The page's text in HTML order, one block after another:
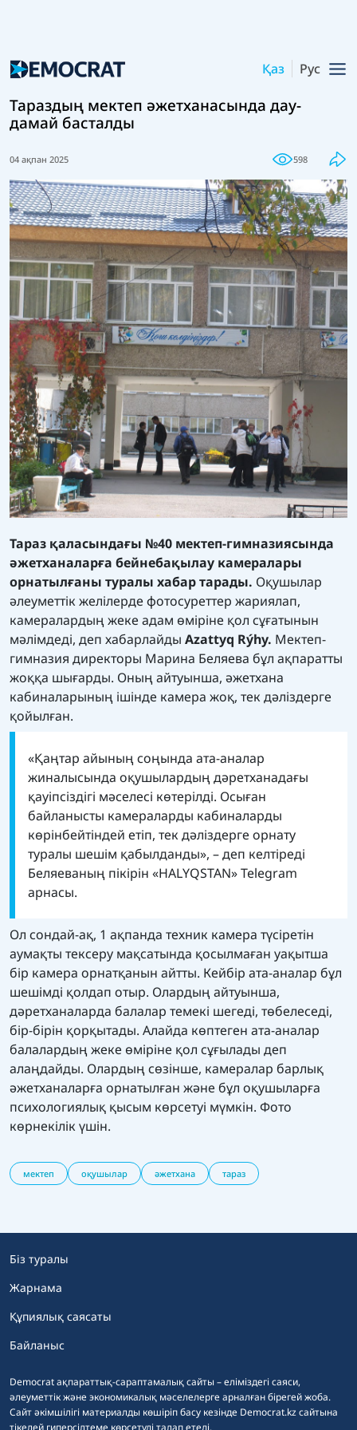
Қаз Рус
Тараздың мектеп әжетханасында дау-
дамай басталды
04 ақпан 2025 598
Тараз қаласындағы №40 мектеп-гимназиясында
әжетханаларға бейнебақылау камералары
орнатылғаны туралы хабар тарады. Оқушылар
әлеуметтік желілерде фотосуреттер жариялап,
камералардың жеке адам өміріне қол сұғатынын
мәлімдеді, деп хабарлайды Azattyq Rýhy. Мектеп-
гимназия директоры Марина Беляева бұл ақпаратты
жоққа шығарды. Оның айтуынша, әжетхана
кабиналарының ішінде камера жоқ, тек дәліздерге
қойылған.
«Қаңтар айының соңында ата-аналар
жиналысында оқушылардың дәретханадағы
қауіпсіздігі мәселесі көтерілді. Осыған
байланысты камераларды кабиналарды
көрінбейтіндей етіп, тек дәліздерге орнату
туралы шешім қабылданды», – деп келтіреді
Беляеваның пікірін «HALYQSTAN»Telegram
арнасы.
Ол сондай-ақ, 1 ақпанда техник камера түсіретін
аумақты тексеру мақсатында қосылмаған уақытша
бір камера орнатқанын айтты. Кейбір ата-аналар бұл
шешімді қолдап отыр. Олардың айтуынша,
дәретханаларда балалар темекі шегеді, төбелеседі,
бір-бірін қорқытады. Алайда көптеген ата-аналар
балалардың жеке өміріне қол сұғылады деп
алаңдайды. Олардың сөзінше, камералар барлық
әжетханаларға орнатылған және бұл оқушыларға
психологиялық қысым көрсетуі мүмкін. Фото
көрнекілік үшін.
мектеп оқушылар әжетхана тараз
Democrat ақпараттық-сараптамалық сайты – еліміздегі саяси,
әлеуметтік және экономикалық мәселелерге арналған бірегей жоба.
Сайт әкімшілігі материалды көшіріп басу кезінде Democrat.kz сайтына
Біз туралы
Жарнама
Құпиялық саясаты
Байланыс